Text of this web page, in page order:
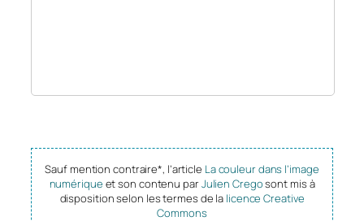
Sauf mention contraire*, l’article La couleur dans l’image
numérique et son contenu parJulien Cregosont mis à
disposition selon les termes de la licence Creative
Commons